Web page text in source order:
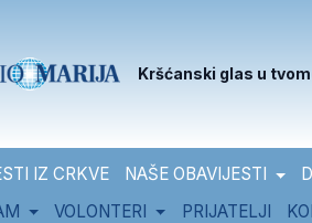
Kršćanski glas u
IZ CRKVE NAŠE OBAVIJESTI
VOLONTERI PRIJATELJI